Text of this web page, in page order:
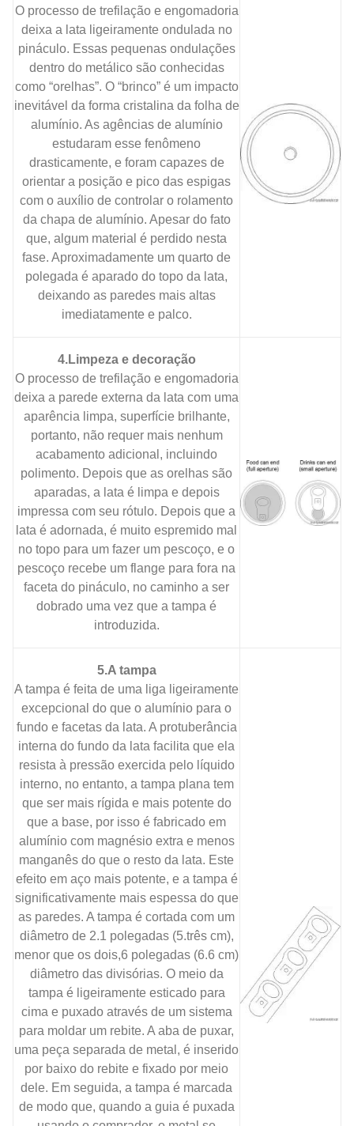
O processo de trefilação e engomadoria
deixa a lata ligeiramente ondulada no
pináculo. Essas pequenas ondulações
dentro do metálico são conhecidas
como “orelhas”. O “brinco” é um impacto
inevitável da forma cristalina da folha de
alumínio. As agências de alumínio
estudaram esse fenômeno
drasticamente, e foram capazes de
orientar a posição e pico das espigas
com o auxílio de controlar o rolamento
da chapa de alumínio. Apesar do fato
que, algum material é perdido nesta
fase. Aproximadamente um quarto de
polegada é aparado do topo da lata,
deixando as paredes mais altas
imediatamente e palco.
4.Limpeza e decoração
O processo de trefilação e engomadoria
deixa a parede externa da lata com uma
aparência limpa, superfície brilhante,
portanto, não requer mais nenhum
acabamento adicional, incluindo
polimento. Depois que as orelhas são
aparadas, a lata é limpa e depois
impressa com seu rótulo. Depois que a
lata é adornada, é muito espremido mal
no topo para um fazer um pescoço, e o
pescoço recebe um flange para fora na
faceta do pináculo, no caminho a ser
dobrado uma vez que a tampa é
introduzida.
5.A tampa
A tampa é feita de uma liga ligeiramente
excepcional do que o alumínio para o
fundo e facetas da lata. A protuberância
interna do fundo da lata facilita que ela
resista à pressão exercida pelo líquido
interno, no entanto, a tampa plana tem
que ser mais rígida e mais potente do
que a base, por isso é fabricado em
alumínio com magnésio extra e menos
manganês do que o resto da lata. Este
efeito em aço mais potente, e a tampa é
significativamente mais espessa do que
as paredes. A tampa é cortada com um
diâmetro de 2.1 polegadas (5.três cm),
menor que os dois,6 polegadas (6.6 cm)
diâmetro das divisórias. O meio da
tampa é ligeiramente esticado para
cima e puxado através de um sistema
para moldar um rebite. A aba de puxar,
uma peça separada de metal, é inserido
por baixo do rebite e fixado por meio
dele. Em seguida, a tampa é marcada
de modo que, quando a guia é puxada